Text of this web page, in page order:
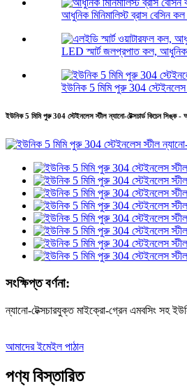
আধুনিক মিনিমালিস্ট ব্রাস বেসিন
LED স্মার্ট জলপ্রপাত কল,
ইউনিক 5 মিমি পুরু 304 স্টেইনলেস
ইউনিক 5 মিমি পুরু 304 স্টেইনলেস স্টীল ন্যানো-টেক্সচার্ড কিচেন সিঙ্ক -
সংক্ষিপ্ত বর্ণনা:
ন্যানো-টেক্সচারযুক্ত মাইক্রো-গ্রেন এমবসিং সহ
আমাদের ইমেইল পাঠান
পণ্য বিস্তারিত